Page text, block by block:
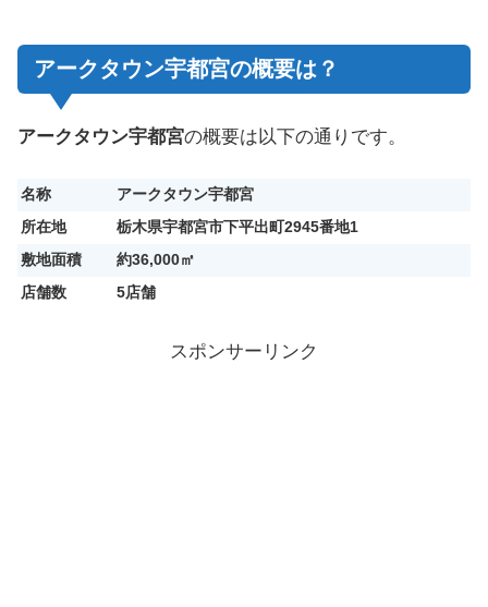
アークタウン宇都宮の概要は？
アークタウン宇都宮の概要は以下の通りです。
名称
アークタウン宇都宮
所在地
栃木県宇都宮市下平出町2945番地1
敷地面積
約36,000㎡
店舗数
5店舗
スポンサーリンク